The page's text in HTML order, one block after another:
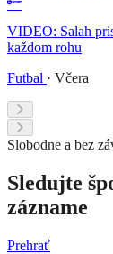
VIDEO: Salah
každom rohu
Futbal · Včera
Slobodne a bez
Sledujte
zázname
Prehrať